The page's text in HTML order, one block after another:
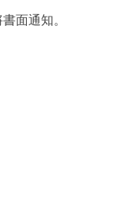
書面通知。